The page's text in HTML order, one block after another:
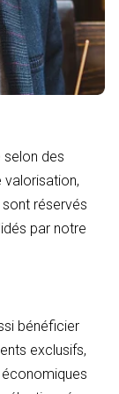
des
réservés
par notre
bénéficier
exclusifs,